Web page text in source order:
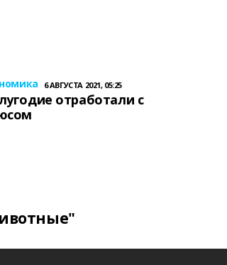
6 АВГУСТА 2021, 05:25
отработали с